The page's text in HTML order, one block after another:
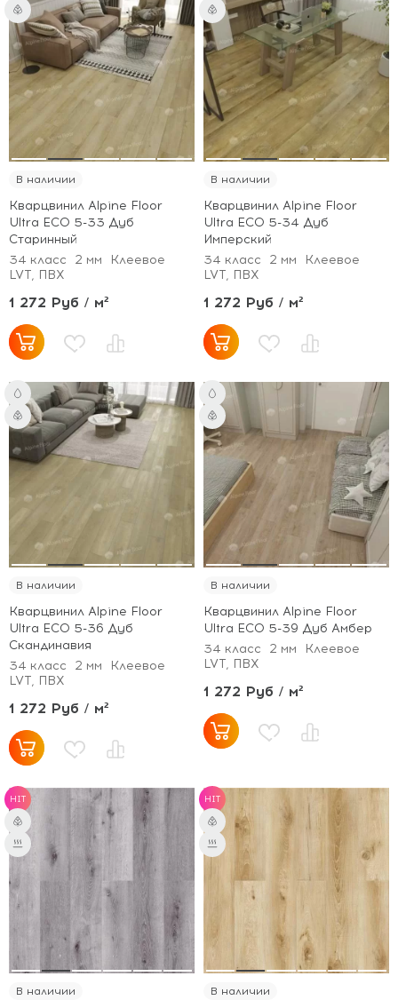
В наличии
Кварцвинил Alpine Floor
Ultra ECO 5-33 Дуб
Старинный
34 класс
2 мм
Клеевое
LVT, ПВХ
1 272 Руб / м²
В наличии
Кварцвинил Alpine Floor
Ultra ECO 5-34 Дуб
Имперский
34 класс
2 мм
Клеевое
LVT, ПВХ
1 272 Руб / м²
В наличии
Кварцвинил Alpine Floor
Ultra ECO 5-36 Дуб
Скандинавия
34 класс
2 мм
Клеевое
LVT, ПВХ
1 272 Руб / м²
В наличии
Кварцвинил Alpine Floor
Ultra ECO 5-39 Дуб Амбер
34 класс
2 мм
Клеевое
LVT, ПВХ
1 272 Руб / м²
HIT
В наличии
HIT
В наличии